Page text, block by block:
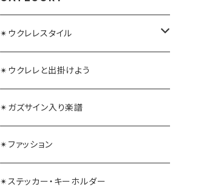
✴︎ウクレレスタイル
ガズレレ水引
毛糸ウクレレストラップ
✴︎ウクレレと出掛けよう
✴︎ガズサイン入り楽譜
✴︎ファッション
✴︎ステッカー・キーホルダー